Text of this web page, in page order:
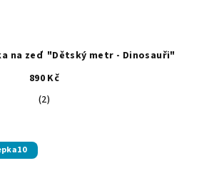
na zeď "Dětský metr - Dinosauři"
890 Kč
Průměrné
je
5,0
(2)